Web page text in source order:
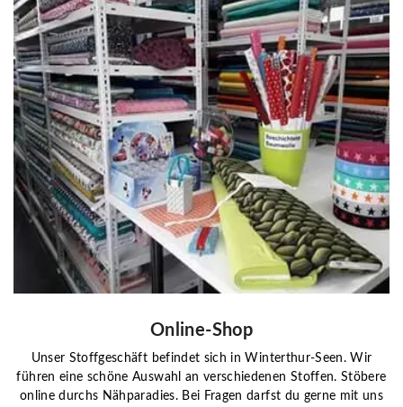
Online-Shop
Unser Stoffgeschäft befindet sich in Winterthur-Seen. Wir
führen eine schöne Auswahl an verschiedenen Stoffen. Stöbere
online durchs Nähparadies. Bei Fragen darfst du gerne mit uns